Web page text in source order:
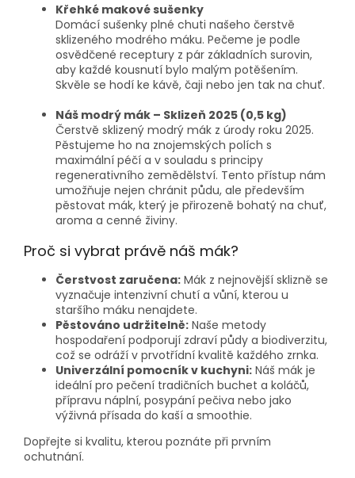
Křehké makové sušenky
Domácí sušenky plné chuti našeho čerstvě
sklizeného modrého máku. Pečeme je podle
osvědčené receptury z pár základních surovin,
aby každé kousnutí bylo malým potěšením.
Skvěle se hodí ke kávě, čaji nebo jen tak na chuť.
Náš modrý mák – Sklizeň 2025 (0,5 kg)
Čerstvě sklizený modrý mák z úrody roku 2025.
Pěstujeme ho na znojemských polích s
maximální péčí a v souladu s principy
regenerativního zemědělství. Tento přístup nám
umožňuje nejen chránit půdu, ale především
pěstovat mák, který je přirozeně bohatý na chuť,
aroma a cenné živiny.
Proč si vybrat právě náš mák?
Čerstvost zaručena: Mák z nejnovější sklizně se
vyznačuje intenzivní chutí a vůní, kterou u
staršího máku nenajdete.
Pěstováno udržitelně: Naše metody
hospodaření podporují zdraví půdy a biodiverzitu,
což se odráží v prvotřídní kvalitě každého zrnka.
Univerzální pomocník v kuchyni: Náš mák je
ideální pro pečení tradičních buchet a koláčů,
přípravu náplní, posypání pečiva nebo jako
výživná přísada do kaší a smoothie.
Dopřejte si kvalitu, kterou poznáte při prvním
ochutnání.